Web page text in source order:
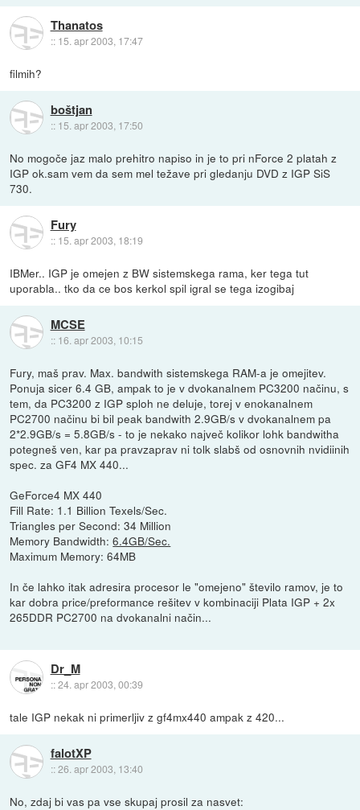
Thanatos
:: 15. apr 2003, 17:47
filmih?
boštjan
:: 15. apr 2003, 17:50
No mogoče jaz malo prehitro napiso in je to pri nForce 2 platah z
IGP ok.sam vem da sem mel težave pri gledanju DVD z IGP SiS
730.
Fury
:: 15. apr 2003, 18:19
IBMer.. IGP je omejen z BW sistemskega rama, ker tega tut
uporabla.. tko da ce bos kerkol spil igral se tega izogibaj
MCSE
:: 16. apr 2003, 10:15
Fury, maš prav. Max. bandwith sistemskega RAM-a je omejitev.
Ponuja sicer 6.4 GB, ampak to je v dvokanalnem PC3200 načinu, s
tem, da PC3200 z IGP sploh ne deluje, torej v enokanalnem
PC2700 načinu bi bil peak bandwith 2.9GB/s v dvokanalnem pa
2*2.9GB/s = 5.8GB/s - to je nekako največ kolikor lohk bandwitha
potegneš ven, kar pa pravzaprav ni tolk slabš od osnovnih nvidiinih
spec. za GF4 MX 440...
GeForce4 MX 440
Fill Rate: 1.1 Billion Texels/Sec.
Triangles per Second: 34 Million
Memory Bandwidth:6.4GB/Sec.
Maximum Memory: 64MB
In če lahko itak adresira procesor le "omejeno" število ramov, je to
kar dobra price/preformance rešitev v kombinaciji Plata IGP + 2x
265DDR PC2700 na dvokanalni način...
Dr_M
::24. apr 2003, 00:39
tale IGP nekak ni primerljiv z gf4mx440 ampak z 420...
falotXP
::26. apr 2003, 13:40
No, zdaj bi vas pa vse skupaj prosil za nasvet: